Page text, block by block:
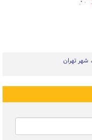
شهر تهران